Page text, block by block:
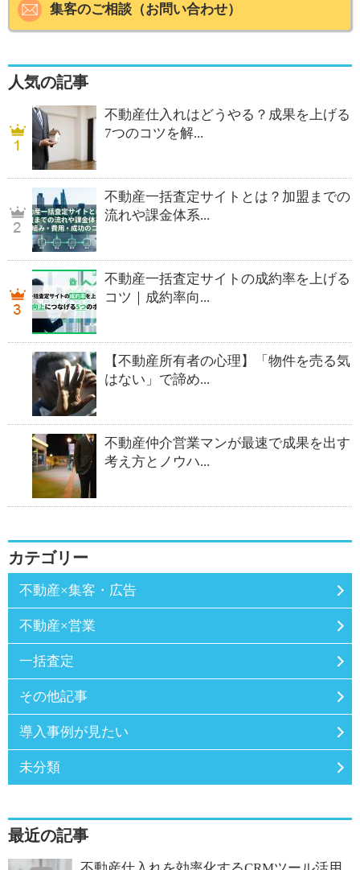
集客のご相談（お問い合わせ）
人気の記事
不動産仕入れはどうやる？成果を上げる
7つのコツを解...
不動産一括査定サイトとは？加盟までの
流れや課金体系...
不動産一括査定サイトの成約率を上げる
コツ｜成約率向...
【不動産所有者の心理】「物件を売る気
はない」で諦め...
不動産仲介営業マンが最速で成果を出す
考え方とノウハ...
カテゴリー
不動産×集客・広告
不動産×営業
一括査定
その他記事
導入事例が見たい
未分類
最近の記事